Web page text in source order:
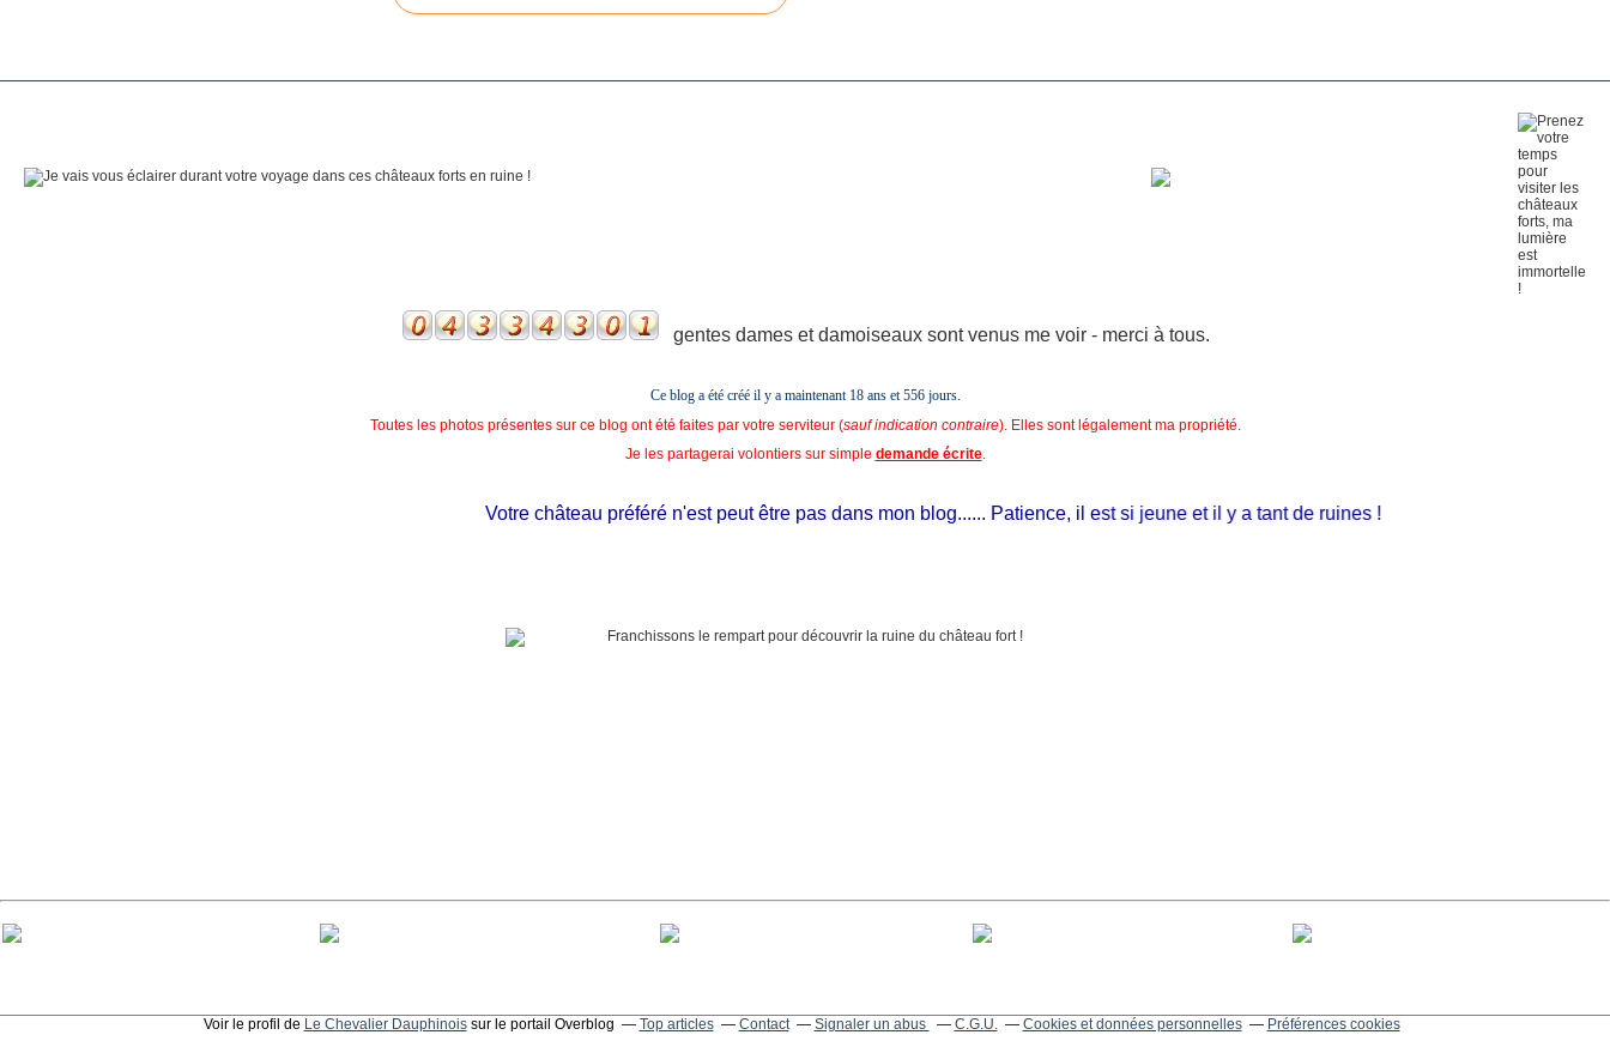
gentes dames et damoiseaux sont venus me voir - merci à tous.
Ce blog a été créé il y a maintenant 18 ans et556 jours.
Toutes les photos présentes sur ce blog ont été faites par votre serviteur (sauf indication contraire). Elles sont légalement ma propriété.
Je les partagerai volontiers sur simple demande écrite.
Votre château préféré n'est peut être pas dans mon blog...... Patience, il est si jeune et il y a tant de ruines !
Voir le profil de Le Chevalier Dauphinoissur le portail Overblog Top articles Contact Signaler un abus C.G.U. Cookies et données personnelles Préférences cookies